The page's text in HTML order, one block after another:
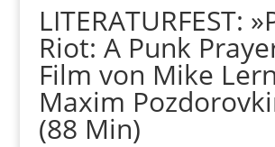
LITERATURFEST:
Riot: A Punk
Film von Mike
Maxim
(88 Min)